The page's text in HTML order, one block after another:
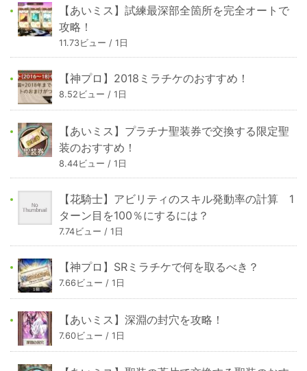
【あいミス】試練最深部全箇所を完全オートで
攻略！
11.73ビュー / 1日
【神プロ】2018ミラチケのおすすめ！
8.52ビュー / 1日
【あいミス】プラチナ聖装券で交換する限定聖
装のおすすめ！
8.44ビュー / 1日
【花騎士】アビリティのスキル発動率の計算 1
ターン目を100％にするには？
7.74ビュー / 1日
【神プロ】SRミラチケで何を取るべき？
7.66ビュー / 1日
【あいミス】深淵の封穴を攻略！
7.60ビュー / 1日